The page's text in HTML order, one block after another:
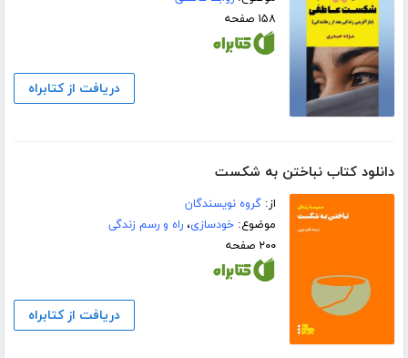
۱۵۸ صفحه
دریافت از کتابراه
دانلود کتاب نباختن به شکست
از:گروه نویسندگان
موضوع:خودسازی،راه و رسم زندگی
۲۰۰ صفحه
دریافت از کتابراه